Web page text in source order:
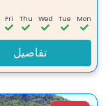
Mon
Tue
Wed
Thu
Fri
تفاصيل